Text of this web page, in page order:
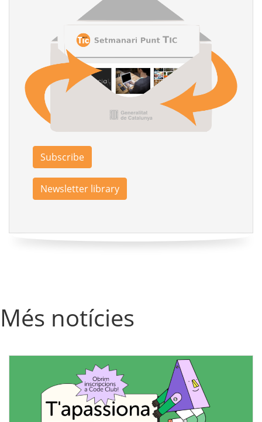
Subscribe
Newsletter library
Més notícies